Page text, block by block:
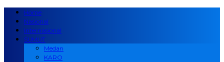
Home
Nasional
Internasional
SUMUT
Medan
KARO